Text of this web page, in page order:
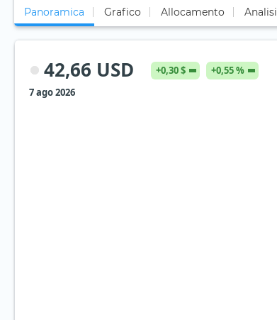
Panoramica Grafico Allocamento Analisi
42,66 USD +0,30 $
+0,55 %
7 ago 2026